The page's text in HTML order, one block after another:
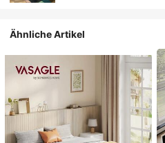
Ähnliche Artikel